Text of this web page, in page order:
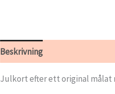
Beskrivning
Julkort efter ett original målat